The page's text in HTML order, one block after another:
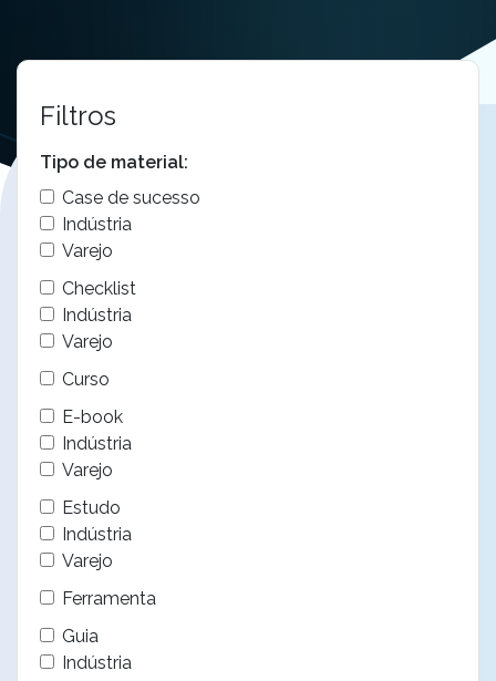
Filtros
Tipo de material:
Case de sucesso
Indústria
Varejo
Checklist
Indústria
Varejo
Curso
E-book
Indústria
Varejo
Estudo
Indústria
Varejo
Ferramenta
Guia
Indústria